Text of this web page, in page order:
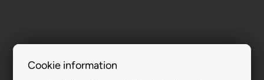
Cookie information
Africa Smile.